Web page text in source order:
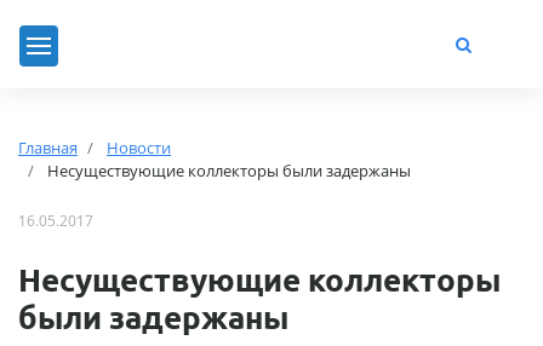
Главная
Новости
Несуществующие коллекторы были задержаны
16.05.2017
Несуществующие коллекторы
были задержаны